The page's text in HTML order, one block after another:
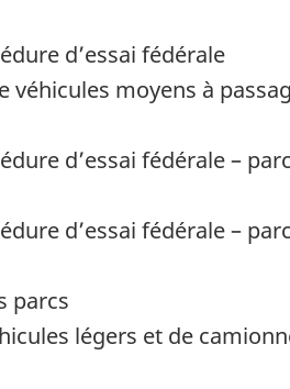
d’essai fédérale
moyens à
d’essai fédérale –
d’essai fédérale –
parcs
légers et de